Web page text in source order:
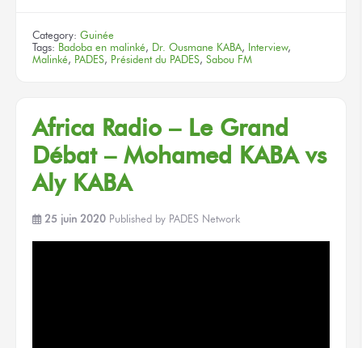
Category: Guinée
Tags: Badoba en malinké, Dr. Ousmane KABA, Interview,
Malinké, PADES, Président du PADES, Sabou FM
Africa Radio – Le Grand
Débat – Mohamed KABA vs
Aly KABA
25 juin 2020 Published by PADES Network